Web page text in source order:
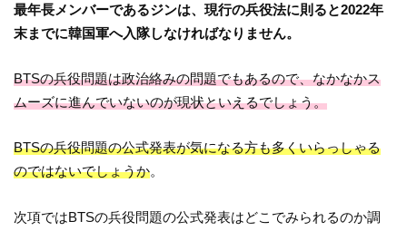
最年長メンバーであるジンは、現行の兵役法に則ると2022年
末までに韓国軍へ入隊しなければなりません。
BTSの兵役問題は政治絡みの問題でもあるので、なかなかス
ムーズに進んでいないのが現状といえるでしょう。
BTSの兵役問題の公式発表が気になる方も多くいらっしゃる
のではないでしょうか。
次項ではBTSの兵役問題の公式発表はどこでみられるのか調